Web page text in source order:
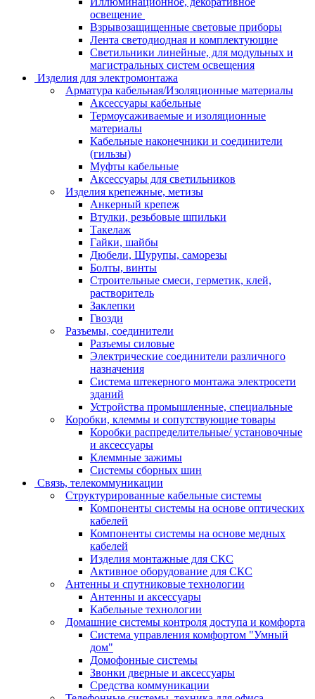
освещение
Взрывозащищенные световые приборы
Лента светодиодная и комплектующие
Светильники линейные, для модульных и
магистральных систем освещения
Изделия для электромонтажа
Арматура кабельная/Изоляционные материалы
Аксессуары кабельные
Термоусаживаемые и изоляционные
материалы
Кабельные наконечники и соединители
(гильзы)
Муфты кабельные
Аксессуары для светильников
Изделия крепежные, метизы
Анкерный крепеж
Втулки, резьбовые шпильки
Такелаж
Гайки, шайбы
Дюбели, Шурупы, саморезы
Болты, винты
Строительные смеси, герметик, клей,
растворитель
Заклепки
Гвозди
Разъемы, соединители
Разъемы силовые
Электрические соединители различного
назначения
Система штекерного монтажа электросети
зданий
Устройства промышленные, специальные
Коробки, клеммы и сопутствующие товары
Коробки распределительные/ установочные
и аксессуары
Клеммные зажимы
Системы сборных шин
Связь, телекоммуникации
Структурированные кабельные системы
Компоненты системы на основе оптических
кабелей
Компоненты системы на основе медных
кабелей
Изделия монтажные для СКС
Активное оборудование для СКС
Антенны и спутниковые технологии
Антенны и аксессуары
Кабельные технологии
Домашние системы контроля доступа и комфорта
Система управления комфортом "Умный
дом"
Домофонные системы
Звонки дверные и аксессуары
Средства коммуникации